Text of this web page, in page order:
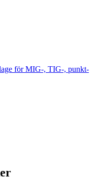
för MIG-, TIG-, punkt-